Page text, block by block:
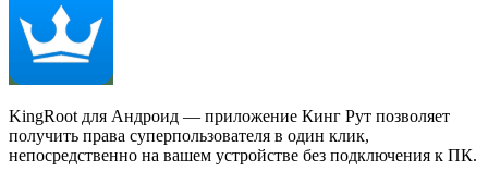
KingRoot для Андроид — приложение Кинг Рут позволяет
получить права суперпользователя в один клик,
непосредственно на вашем устройстве без подключения к ПК.